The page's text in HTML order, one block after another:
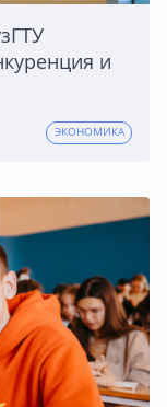
и
ЭКОНОМИКА